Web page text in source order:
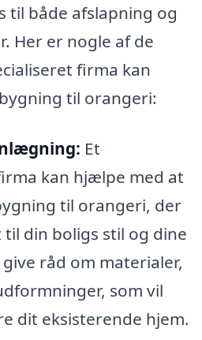
til både afslapning og
Her er nogle af de
firma kan
til orangeri:
Et
kan hjælpe med at
til orangeri, der
din boligs stil og dine
råd om materialer,
som vil
dit eksisterende hjem.